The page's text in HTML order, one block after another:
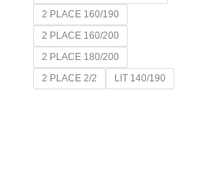
2 PLACE 160/190
2 PLACE 160/200
2 PLACE 180/200
2 PLACE 2/2
LIT 140/190